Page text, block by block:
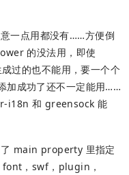
一点用都没有……方便倒
的没法用，即使
过的也不能用，要一个个
成功了还不一定能用……
i18n 和 greensock 能
了 main property 里指定
font，swf，plugin，